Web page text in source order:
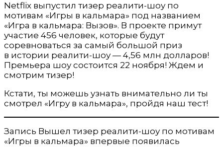
Netflix выпустил тизер реалити-шоу по
мотивам «Игры в кальмара» под названием
«Игра в кальмара: Вызов». В проекте примут
участие 456 человек, которые будут
соревноваться за самый большой приз
в истории реалити-шоу — 4,56 млн долларов!
Премьера шоу состоится 22 ноября! Ждем и
смотрим тизер!
Кстати, ты можешь узнать внимательно ли ты
смотрел «Игру в кальмара», пройдя наш тест!
Запись Вышел тизер реалити-шоу по мотивам
«Игры в кальмара» впервые появилась